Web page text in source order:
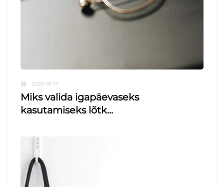
2025-10-17
Miks valida igapäevaseks
kasutamiseks lõtk...